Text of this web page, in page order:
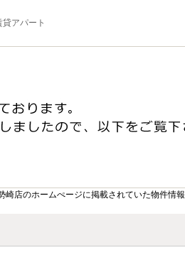
アパート
店のホームぺージに掲載されていた物件情報